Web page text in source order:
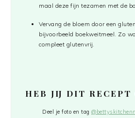
maal deze fijn tezamen met de
Vervang de bloem door een
bijvoorbeeld boekweitmeel. Zo
compleet glutenvrij.
HEB JIJ DIT RECEPT
Deel je foto en tag@bettyskitchennl